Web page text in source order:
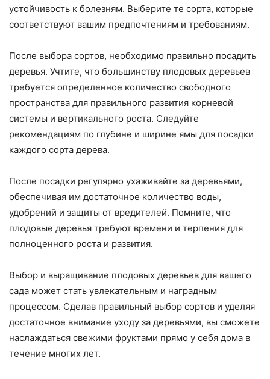
устойчивость к болезням. Выберите те сорта, которые
соответствуют вашим предпочтениям и требованиям.
После выбора сортов, необходимо правильно посадить
деревья. Учтите, что большинству плодовых деревьев
требуется определенное количество свободного
пространства для правильного развития корневой
системы и вертикального роста. Следуйте
рекомендациям по глубине и ширине ямы для посадки
каждого сорта дерева.
После посадки регулярно ухаживайте за деревьями,
обеспечивая им достаточное количество воды,
удобрений и защиты от вредителей. Помните, что
плодовые деревья требуют времени и терпения для
полноценного роста и развития.
Выбор и выращивание плодовых деревьев для вашего
сада может стать увлекательным и наградным
процессом. Сделав правильный выбор сортов и уделяя
достаточное внимание уходу за деревьями, вы сможете
наслаждаться свежими фруктами прямо у себя дома в
течение многих лет.